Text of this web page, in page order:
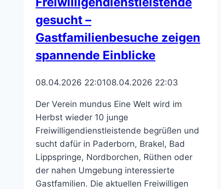
Libori
gesucht –
Gastfamilienbesuche zeigen
spannende Einblicke
08.04.2026 22:0108.04.2026 22:03
Der Verein mundus Eine Welt wird im
Herbst wieder 10 junge
Freiwilligendienstleistende begrüßen und
sucht dafür in Paderborn, Brakel, Bad
Lippspringe, Nordborchen, Rüthen oder
der nahen Umgebung interessierte
Gastfamilien. Die aktuellen Freiwilligen